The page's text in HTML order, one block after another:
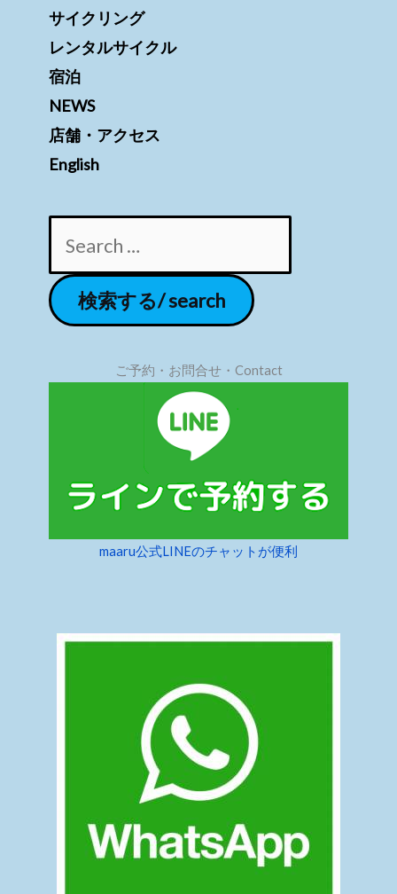
サイクリング
レンタルサイクル
宿泊
NEWS
店舗・アクセス
English
ご予約・お問合せ・Contact
maaru公式LINEのチャットが便利